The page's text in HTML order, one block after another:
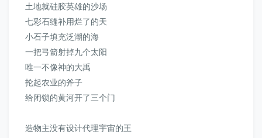
土地就硅胶英雄的沙场
七彩石缝补用烂了的天
小石子填充泛潮的海
一把弓箭射掉九个太阳
唯一不像神的大禹
抡起农业的斧子
给闭锁的黄河开了三个门
造物主没有设计代理宇宙的王